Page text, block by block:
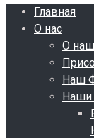
Главная
О нас
О
Наш
Наши